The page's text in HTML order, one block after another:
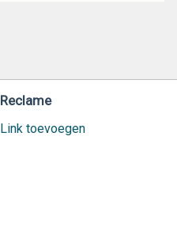
Reclame
Link toevoegen